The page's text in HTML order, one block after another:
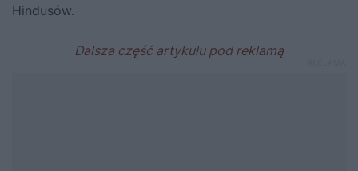
Hindusów.